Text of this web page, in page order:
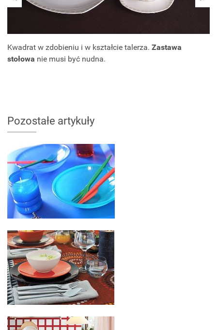
Kwadrat w zdobieniu i w kształcie talerza. Zastawa
stołowa nie musi być nudna.
Pozostałe artykuły